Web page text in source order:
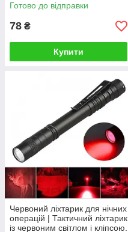
Готово до відправки
78 ₴
Купити
Червоний ліхтарик для нічних
операцій | Тактичний ліхтарик
із червоним світлом і кліпсою.